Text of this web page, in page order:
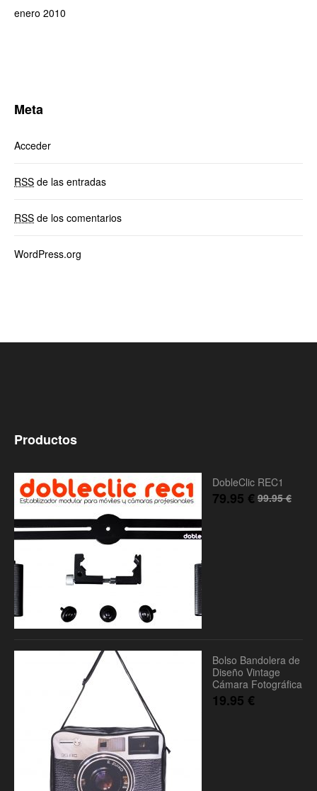
enero 2010
Meta
Acceder
RSS de las entradas
RSS de los comentarios
WordPress.org
Productos
DobleClic REC1
99.95€
79.95 €
Bolso Bandolera de
Diseño Vintage
Cámara Fotográfica
19.95 €